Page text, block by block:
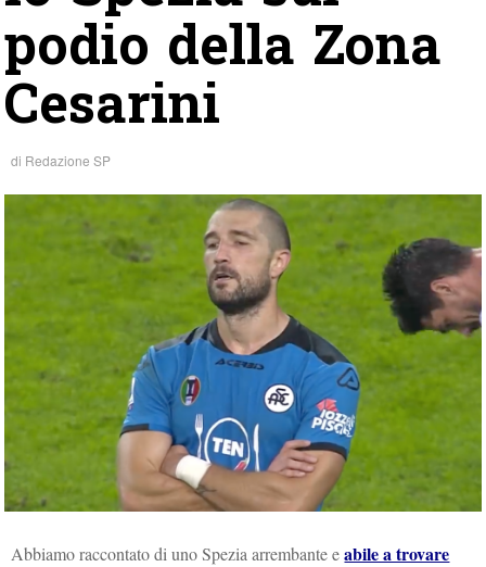
podio della Zona
Cesarini
di Redazione SP
Abbiamo raccontato di uno Spezia arrembante eabile a trovare